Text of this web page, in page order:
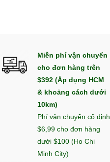
Miễn phí vận chuyển
cho đơn hàng trên
$392 (Áp dụng HCM
& khoảng cách dưới
10km)
Phí vận chuyển cố định
$6,99 cho đơn hàng
dưới $100 (Ho Chi
Minh City)